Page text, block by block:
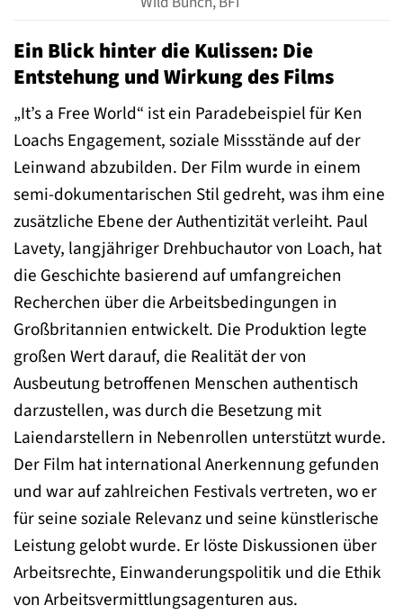
Ein Blick hinter die Kulissen: Die
Entstehung und Wirkung des Films
„It’s a Free World“ ist ein Paradebeispiel für Ken
Loachs Engagement, soziale Missstände auf der
Leinwand abzubilden. Der Film wurde in einem
semi-dokumentarischen Stil gedreht, was ihm eine
zusätzliche Ebene der Authentizität verleiht. Paul
Lavety, langjähriger Drehbuchautor von Loach, hat
die Geschichte basierend auf umfangreichen
Recherchen über die Arbeitsbedingungen in
Großbritannien entwickelt. Die Produktion legte
großen Wert darauf, die Realität der von
Ausbeutung betroffenen Menschen authentisch
darzustellen, was durch die Besetzung mit
Laiendarstellern in Nebenrollen unterstützt wurde.
Der Film hat international Anerkennung gefunden
und war auf zahlreichen Festivals vertreten, wo er
für seine soziale Relevanz und seine künstlerische
Leistung gelobt wurde. Er löste Diskussionen über
Arbeitsrechte, Einwanderungspolitik und die Ethik
von Arbeitsvermittlungsagenturen aus.